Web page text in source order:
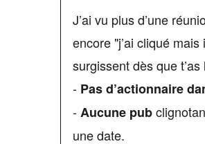
J’ai vu plus d’une
encore "j’ai cliqué
surgissent dès que
- Pas d’actionnaire
-Aucune pub
une date.